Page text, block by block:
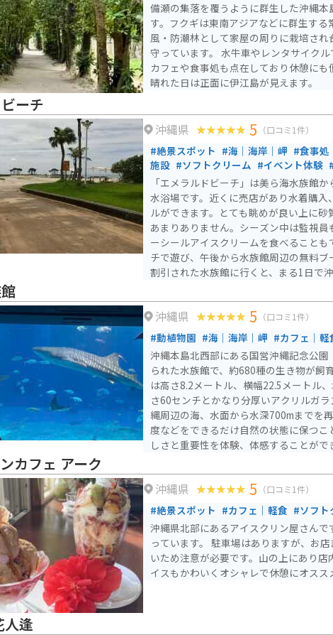
備瀬の集落を覆うように群生した沖縄本
す。フクギは東南アジアなどに群生する
風・防潮林として家屋の周りに栽培され
守っています。 水牛車やレンタサイクルで巡ることも可能で、
カフェや食事処も点在しており休憩にも
晴れた日は正面に伊江島が見えます。
ーチ
沖縄県 5 （口コミ1件）
#絶景スポット #海｜海岸｜岬 #食事処
施設 #ソフトクリーム #イベント体験
「エメラルドビーチ」は美ら海水族館
水浴場です。近くに売店があり水着購入
ルができます。とても眺めが良い上に砂
あまりありません。シーズン中は監視
ーシールアイスクリームを食べることも
チで遊び、午後から水族館周辺の無料
割引された水族館に行くと、まる1日で
沖縄県 5 （口コミ1件）
#動植物園 #海｜海岸｜岬 #カフェ｜軽
沖縄本島北西部にある国営沖縄記念公園
られた水族館で、約680種の生き物が飼
は高さ8.2メートル、横幅22.5メートル
さ60センチとかなり分厚いアクリルガラス
縄周辺の海、水面から水深700mまでを
度などをできるだけ自然の状態に保つこ
しさと重要性を体験、体感することがで
ベエザメと世界初の繁殖に成功したナ
巨大水槽「黒潮の海」、そして謎に包ま
た「深層の海」水槽などがあります。 単なる水槽展示に留まら
ず、さまざまな角度から見られる工夫が
ログラムや定期的な企画展示を通じて、
ができ、海に対する興味が尽きないよう
います。
カフェ アーク
沖縄県 5 （口コミ1件）
#絶景スポット #カフェ｜軽食 #ソフト
沖縄県北部にあるアイスクリン屋さんで
っています。 駐車場はありますが、お
いため注意が必要です。山の上にあり店
イスもかわいくオシャレで休憩にオスス
人逢